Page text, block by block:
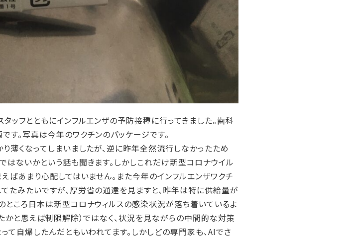
フとともにインフルエンザの予防接種に行ってきました。歯科
。写真は今年のワクチンのパッケージです。
薄くなってしまいましたが、逆に昨年全然流行しなかったため
ないかという話も聞きます。しかしこれだけ新型コロナウイル
ばあまり心配してはいません。また今年のインフルエンザワクチ
みたいですが、厚労省の通達を見ますと、昨年は特に供給量が
ころ日本は新型コロナウィルスの感染状況が落ち着いているよ
かと思えば制限解除）ではなく、状況を見ながらの中間的な対策
自爆したんだともいわれてます。しかしどの専門家も、AIでさ